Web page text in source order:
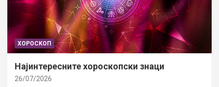
ХОРОСКОП
Најинтересните хороскопски знаци
26/07/2026